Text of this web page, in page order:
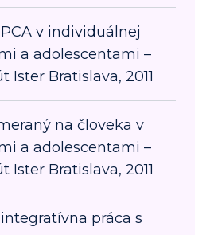
v individuálnej
a adolescentami –
Ister Bratislava, 2011
na človeka v
a adolescentami –
Ister Bratislava, 2011
práca s